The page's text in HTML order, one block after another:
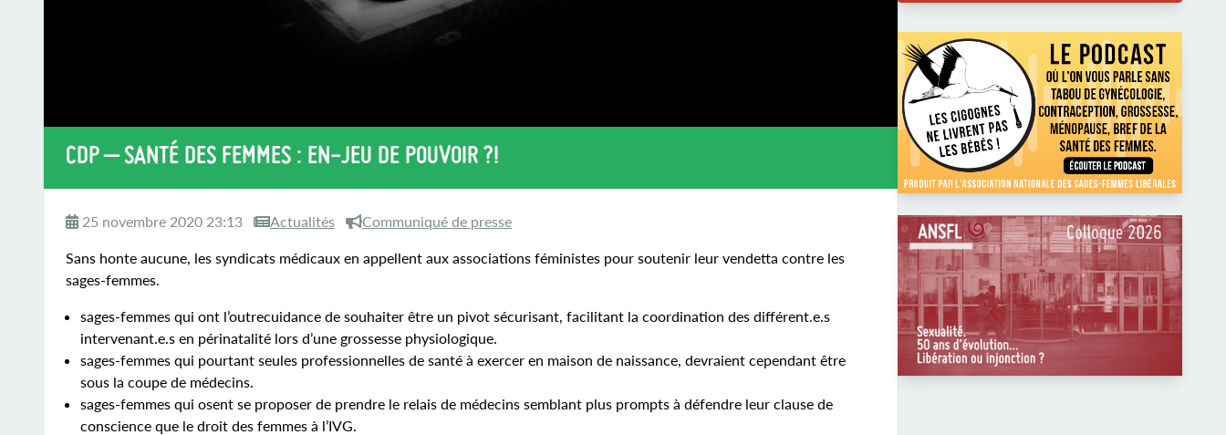
CDP – SANTÉ DES FEMMES : EN-JEU DE POUVOIR ?!
25 novembre 2020 23:13 Actualités Communiqué de presse
Sans honte aucune, les syndicats médicaux en appellent aux associations féministes pour soutenir leur vendetta contre les
sages-femmes.
sages-femmes qui ont l’outrecuidance de souhaiter être un pivot sécurisant, facilitant la coordination des différent.e.s
intervenant.e.s en périnatalité lors d’une grossesse physiologique.
sages-femmes qui pourtant seules professionnelles de santé à exercer en maison de naissance, devraient cependant être
sous la coupe de médecins.
sages-femmes qui osent se proposer de prendre le relais de médecins semblant plus prompts à défendre leur clause de
conscience que le droit des femmes à l’IVG.